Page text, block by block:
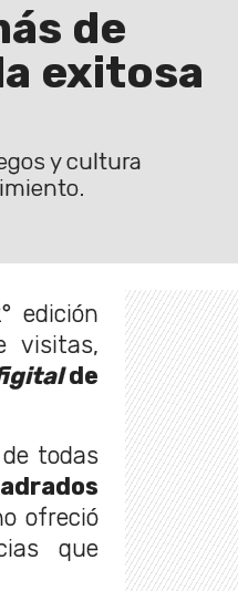
de
exitosa
y cultura
edición
visitas,
de
todas
ofreció
que